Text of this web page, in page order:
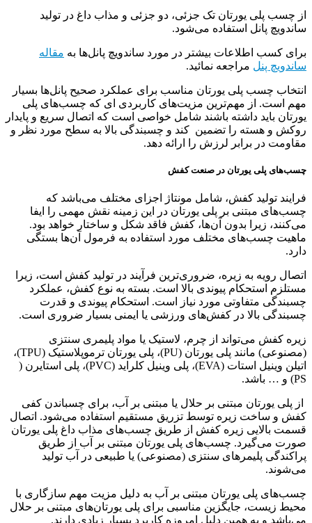
از چسب پلی یورتان تک جزئی، دو جزئی و مذاب داغ در تولید
ساندویچ پانل استفاده می‌شود.
برای کسب اطلاعات بیشتر در مورد ساندویچ پانل‌ها به مقاله
ساندویچ پنل مراجعه نمائید.
انتخاب چسب پلی یورتان مناسب برای عملکرد صحیح پانل‌ها بسیار
مهم است. از مهم‌ترین مزیت‌های کاربردی ای که چسب‌های پلی
یورتان باید داشته باشند شامل خواصی است که اتصال سریع و پایدار
روکش و هسته را تضمین کند و چسبندگی بالا به سطح مورد نظر و
مقاومت در برابر لرزش را ارائه دهد.
چسب‌های پلی یورتان در صنعت کفش
فرایند تولید کفش، شامل مونتاژ اجزای مختلف می‌باشد که
چسب‌های مبتنی بر پلی یورتان در این زمینه نقش مهمی را ایفا
می‌کنند، زیرا بدون آن‌ها، کفش فاقد شکل و ساختار خواهد بود.
ماهیت چسب‌های مختلف مورد استفاده به فرمول آن‌ها بستگی
دارد.
اتصال رویه به زیره، ضروری‌ترین فرآیند در تولید کفش است، زیرا
مستلزم استحکام پیوندی بالا است. بسته به نوع کفش، عملکرد
چسبندگی متفاوتی مورد نیاز است. استحکام پیوندی و قدرت
چسبندگی بالا در کفش‌های ورزشی یا ایمنی بسیار ضروری است.
زیره کفش می‌تواند از چرم، لاستیک یا مواد پلیمری سنتزی
(مصنوعی) مانند پلی یورتان (PU)، پلی یورتان ترموپلاستیک (TPU)،
اتیلن وینیل استات (EVA)، پلی وینیل کلراید (PVC)، پلی استایرن (
PS) و … باشد.
از پلی یورتان مبتنی بر حلال یا مبتنی بر آب، برای چسباندن کفی
کفش و ساخت زیره توسط تزریق مستقیم استفاده می‌شود. اتصال
قسمت بالایی زیره کفش از طریق چسب‌های مذاب داغ پلی یورتان
صورت می‌گیرد. چسب‌های پلی یورتان مبتنی بر آب از طریق
پراکندگی پلیمرهای سنتزی (مصنوعی) یا طبیعی در آب تولید
می‌شوند.
چسب‌های پلی یورتان مبتنی بر آب به دلیل مزیت مهم سازگاری با
محیط زیست، جایگزین مناسبی برای پلی یورتان‌های مبتنی بر حلال
می‌باشد و به همین دلیل امروزه کاربرد بسیار زیادی دارند.